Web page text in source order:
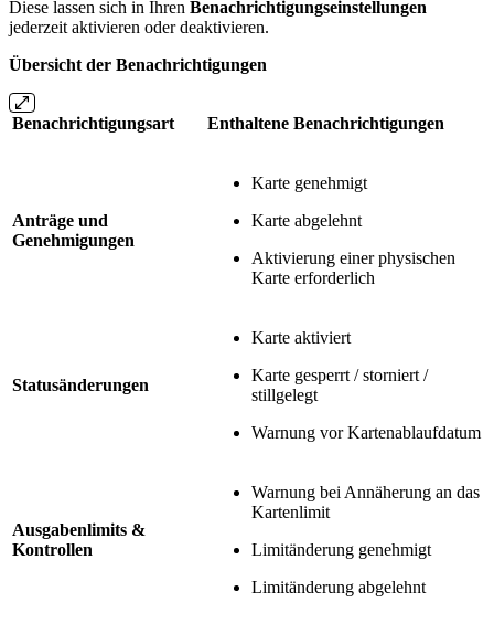
Diese lassen sich in Ihren Benachrichtigungseinstellungen
jederzeit aktivieren oder deaktivieren.
Übersicht der Benachrichtigungen
Benachrichtigungsart Enthaltene Benachrichtigungen
Anträge und
Genehmigungen
Karte genehmigt
Karte abgelehnt
Aktivierung einer physischen
Karte erforderlich
Statusänderungen
Karte aktiviert
Karte gesperrt / storniert /
stillgelegt
Warnung vor Kartenablaufdatum
Ausgabenlimits &
Kontrollen
Warnung bei Annäherung an das
Kartenlimit
Limitänderung genehmigt
Limitänderung abgelehnt